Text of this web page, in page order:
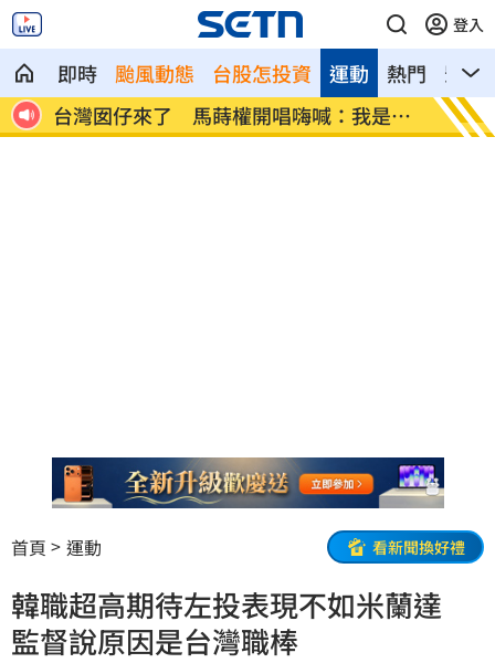
登入
即時 颱風動態 台股怎投資 熱門 影音
運動
台灣囡仔來了 馬蒔權開唱嗨喊：我是
誰？
驚傳
金
首頁 運動 看新聞換好禮
韓職超高期待左投表現不如米蘭達
監督說原因是台灣職棒